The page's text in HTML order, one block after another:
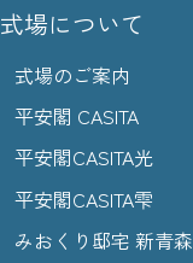
式場について
式場のご案内
平安閣 CASITA
平安閣CASITA光
平安閣CASITA雫
みおくり邸宅 新青森